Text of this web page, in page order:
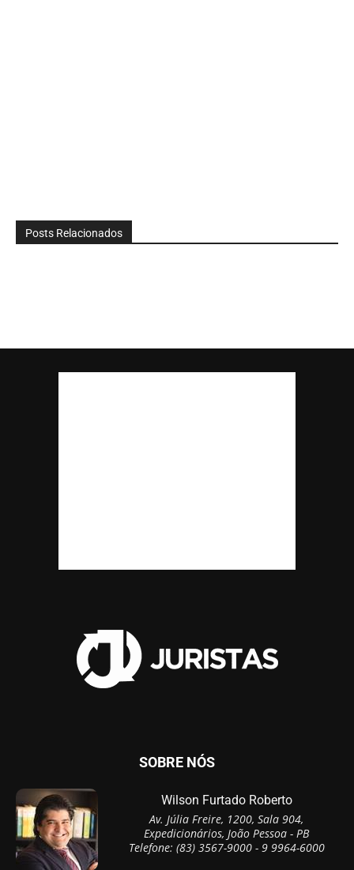
Posts Relacionados
SOBRE NÓS
Wilson Furtado Roberto
Av. Júlia Freire, 1200, Sala 904,
Expedicionários, João Pessoa - PB
Telefone: (83) 3567-9000 - 9 9964-6000